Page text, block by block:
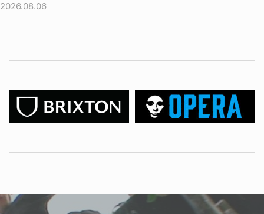
2026.08.06